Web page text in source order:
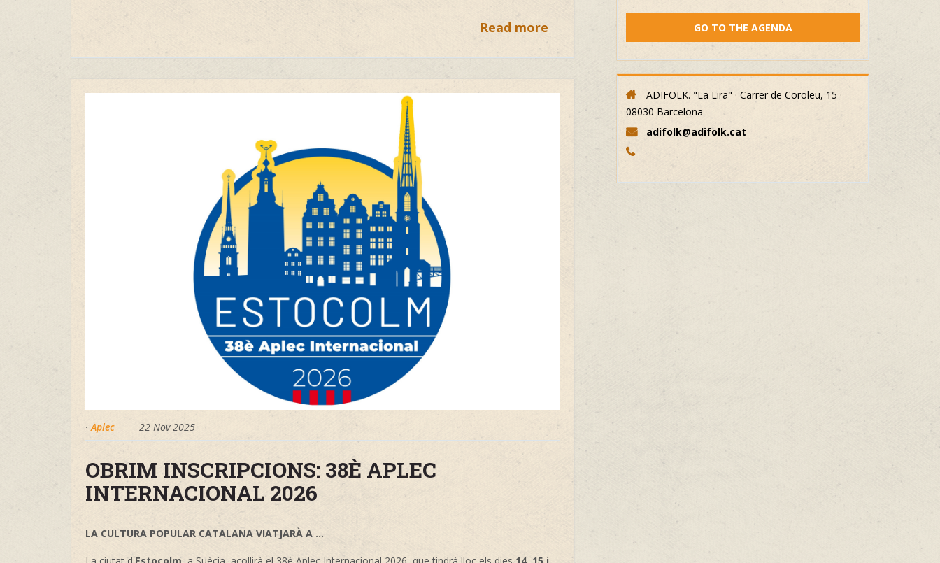
Read more
·Aplec 22 Nov 2025
OBRIM INSCRIPCIONS: 38È APLEC
INTERNACIONAL 2026
LA CULTURA POPULAR CATALANA VIATJARÀ A ...
GO TO THE AGENDA
ADIFOLK. "La Lira" · Carrer de Coroleu, 15 ·
08030 Barcelona
adifolk@adifolk.cat